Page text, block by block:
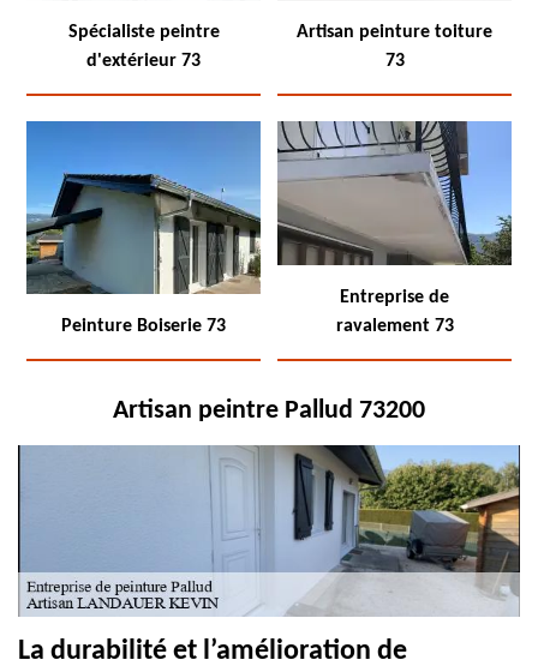
Spécialiste peintre
d'extérieur 73
Artisan peinture toiture
73
Peinture Boiserie 73
Entreprise de
ravalement 73
Artisan peintre Pallud 73200
La durabilité et l’amélioration de